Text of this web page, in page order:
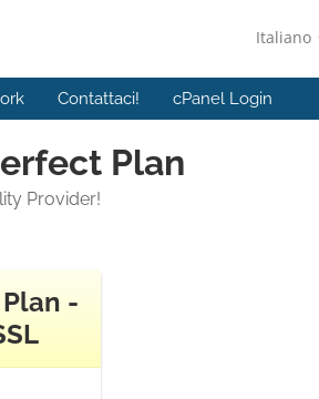
Italiano
Contattaci! cPanel Login
Plan
Provider!
-